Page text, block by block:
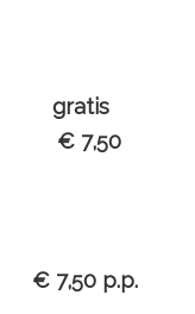
gratis
€ 7,50
€ 7,50 p.p.